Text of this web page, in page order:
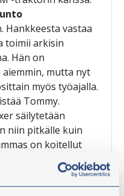
Hankkeesta vastaa
toimii arkisin
Hän on
mutta nyt
myös työajalla.
Tommy.
säilytetään
niin pitkälle kuin
on koitellut
purettu, oli selvää,
ja lattiaa,